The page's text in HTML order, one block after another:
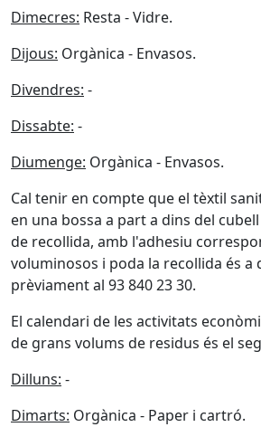
Dimecres: Resta - Vidre.
Dijous: Orgànica - Envasos.
Divendres: -
Dissabte: -
Diumenge: Orgànica - Envasos.
Cal tenir en compte que el tèxtil
en una bossa a part a dins del
de recollida, amb l'adhesiu
voluminosos i poda la recollida és
prèviament al 93 840 23 30.
El calendari de les activitats
de grans volums de residus és el
Dilluns: -
Dimarts: Orgànica - Paper i cartró.